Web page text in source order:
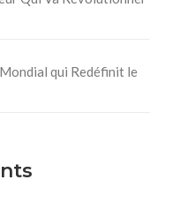
qui Redéfinit le